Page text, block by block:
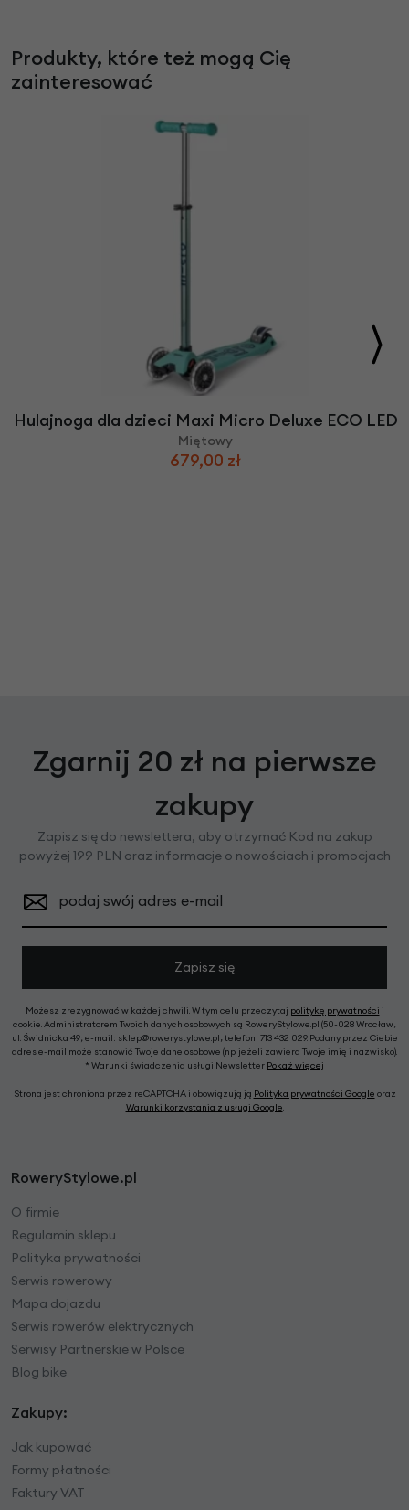
Produkty, które też mogą Cię
zainteresować
Hulajnoga dla dzieci Maxi Micro Deluxe ECO LED
Miętowy
679,00 zł
Zgarnij 20 zł na pierwsze
zakupy
Zapisz się do newslettera, aby otrzymać Kod na zakup
powyżej 199 PLN oraz informacje o nowościach i promocjach
podaj swój adres e-mail
Zapisz się
Możesz zrezygnować w każdej chwili. W tym celu przeczytaj politykę prywatności i
cookie. Administratorem Twoich danych osobowych są RoweryStylowe.pl (50-028 Wrocław,
ul. Świdnicka 49; e-mail: sklep@rowerystylowe.pl, telefon: 713 432 029. Podany przez Ciebie
adres e-mail może stanowić Twoje dane osobowe (np. jeżeli zawiera Twoje imię i nazwisko).
* Warunki świadczenia usługi Newsletter Pokaż więcej
Strona jest chroniona przez reCAPTCHA i obowiązują ją Polityka prywatności Google oraz
Warunki korzystania z usługi Google.
RoweryStylowe.pl
O firmie
Regulamin sklepu
Polityka prywatności
Serwis rowerowy
Mapa dojazdu
Serwis rowerów elektrycznych
Serwisy Partnerskie w Polsce
Blog bike
Zakupy:
Jak kupować
Formy płatności
Faktury VAT